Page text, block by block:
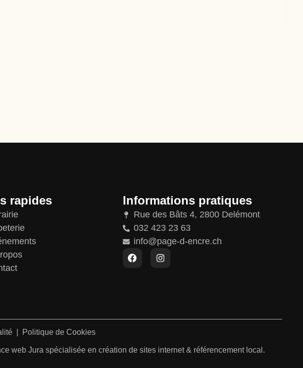
rapides Informations pratiques
Rue des Bâts 4, 2800 Delémont
032 423 23 63
info@page-d-encre.ch
Politique de Cookies
web Jura spécialisée en création de sites internet & référencement local.